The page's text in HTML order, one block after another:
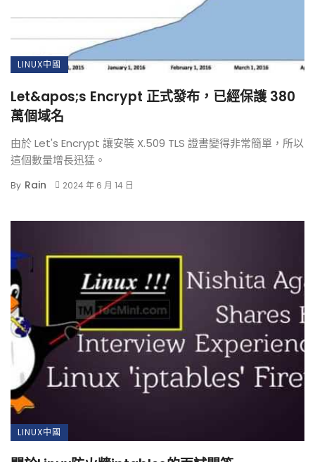
LINUX中國
Let&apos;s Encrypt 正式發布，已經保護 380
萬個域名
由於 Let's Encrypt 讓安裝 X.509 TLS 證書變得非常簡單，所以
這個數量增長迅猛。
By Rain 2024 年 6 月 14 日
LINUX中國